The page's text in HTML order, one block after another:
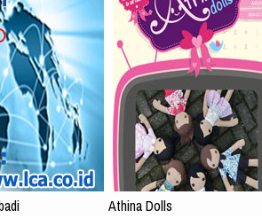
Athina Dolls